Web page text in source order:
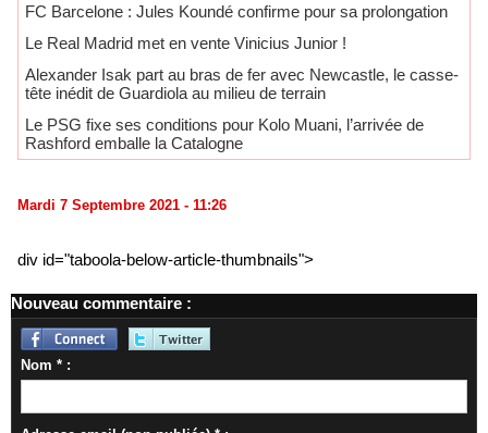
FC Barcelone : Jules Koundé confirme pour sa prolongation
Le Real Madrid met en vente Vinicius Junior !
Alexander Isak part au bras de fer avec Newcastle, le casse-
tête inédit de Guardiola au milieu de terrain
Le PSG fixe ses conditions pour Kolo Muani, l’arrivée de
Rashford emballe la Catalogne
Mardi 7 Septembre 2021 - 11:26
div id="taboola-below-article-thumbnails">
Nouveau commentaire :
Nom * :